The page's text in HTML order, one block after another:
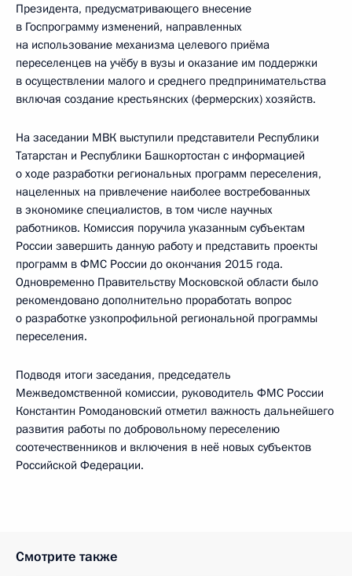
Президента, предусматривающего внесение
в Госпрограмму изменений, направленных
на использование механизма целевого приёма
переселенцев на учёбу в вузы и оказание им поддержки
в осуществлении малого и среднего предпринимательства
включая создание крестьянских (фермерских) хозяйств.
На заседании МВК выступили представители Республики
Татарстан и Республики Башкортостан с информацией
о ходе разработки региональных программ переселения,
нацеленных на привлечение наиболее востребованных
в экономике специалистов, в том числе научных
работников. Комиссия поручила указанным субъектам
России завершить данную работу и представить проекты
программ в ФМС России до окончания 2015 года.
Одновременно Правительству Московской области было
рекомендовано дополнительно проработать вопрос
о разработке узкопрофильной региональной программы
переселения.
Подводя итоги заседания, председатель
Межведомственной комиссии, руководитель ФМС России
Константин Ромодановский отметил важность дальнейшего
развития работы по добровольному переселению
соотечественников и включения в неё новых субъектов
Российской Федерации.
Смотрите также